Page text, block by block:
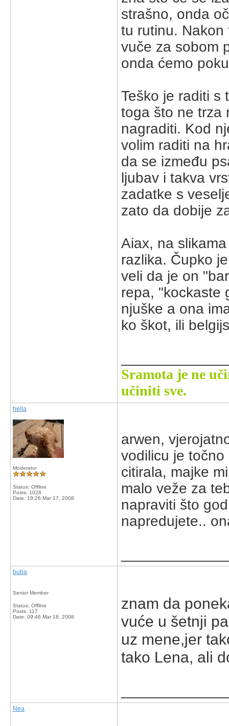
strašno, onda
tu rutinu. Nakon
vuče za sobom
onda ćemo
Teško je raditi s
toga što ne trza
nagraditi. Kod
volim raditi na
da se između
ljubav i takva
zadatke s
zato da dobije
Aiax, na
razlika. Čupko
veli da je on
repa, "kockaste
njuške a ona
ko škot, ili
Sramota je ne
učiniti sve.
hella
Moderator
Status: Offline
Posts: 1028
Date: 19:26 Mar 17, 2008
arwen,
vodilicu je
citirala, majke
malo veže za
napraviti što
napredujete..
buba
Senior Member
Status: Offline
Posts: 117
Date: 09:46 Mar 18, 2008
znam da
vuće u šetnji
uz mene,jer
tako Lena, ali
Nea